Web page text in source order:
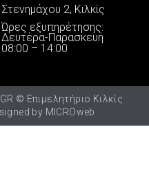
Στενημάχου 2, Κιλκίς
Ώρες εξυπηρέτησης:
Δευτέρα-Παρασκευή
08:00 – 14:00
© Επιμελητήριο Κιλκίς
by MICROweb